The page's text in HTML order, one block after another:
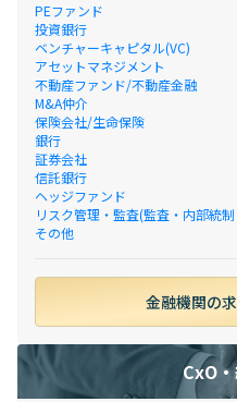
PEファンド
投資銀行
ベンチャーキャピタル(VC)
アセットマネジメント
不動産ファンド/不動産金融
M&A仲介
保険会社/生命保険
銀行
証券会社
信託銀行
ヘッジファンド
リスク管理・監査(監査・内部統
その他
金融機関の
CxO